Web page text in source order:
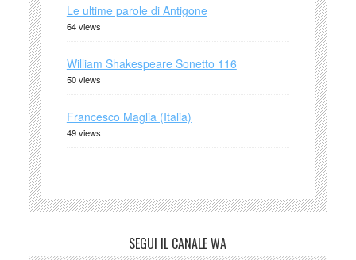
Le ultime parole di Antigone
64 views
William Shakespeare Sonetto 116
50 views
Francesco Maglia (Italia)
49 views
SEGUI IL CANALE WA